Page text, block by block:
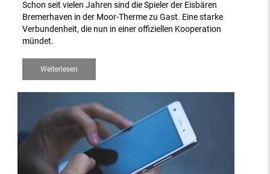
Schon seit vielen Jahren sind die Spieler der Eisbären
Bremerhaven in der Moor-Therme zu Gast. Eine starke
Verbundenheit, die nun in einer offiziellen Kooperation
mündet.
Weiterlesen